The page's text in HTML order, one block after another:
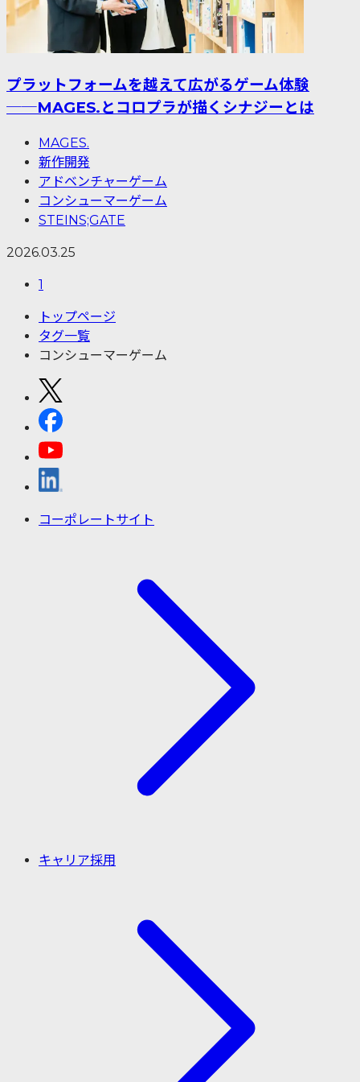
プラットフォームを越えて広がるゲーム体験
──MAGES.とコロプラが描くシナジーとは
MAGES.
新作開発
アドベンチャーゲーム
コンシューマーゲーム
STEINS;GATE
2026.03.25
1
トップページ
タグ一覧
コンシューマーゲーム
コーポレートサイト
キャリア採用